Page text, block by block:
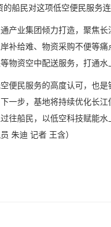
船民对这项低空便民服务连
产业集团倾力打造，聚焦
补给难、物资采购不便等
资空中配送服务，打通水
便民服务的高度认可，也是
一步，基地将持续优化长
往船民，以低空科技赋能
朱迪 记者 王含）